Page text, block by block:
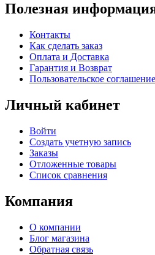
Полезная
Контакты
Как сделать заказ
Оплата и Доставка
Гарантия и Возврат
Пользовательское соглашение
Личный кабинет
Войти
Создать учетную запись
Заказы
Отложенные товары
Список сравнения
Компания
О компании
Блог магазина
Обратная связь